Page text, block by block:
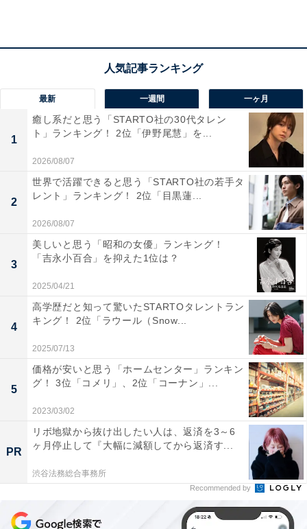
「存在感のある役者さんなのでもう少し身長がある
ように感じられた」(30代女性／大阪府)
1位：オダギリジョー／47票
最新 一週間 一ヶ月
1
癒し系だと思う「STARTO社の30代タレン
ト」ランキング！ 2位「伊野尾慧」を...
2026/08/07
2
世界で活躍できると思う「STARTO社の若手タ
レント」ランキング！ 2位「目黒蓮...
2026/08/07
3
美しいと思う「昭和の女優」ランキング！
「吉永小百合」を抑えた1位は？
2025/04/21
4
高学歴だと知って驚いたSTARTOタレントラン
キング！ 2位「ラウール（Snow...
2025/07/13
5
価格が安いと思う「ホームセンター」ランキン
グ！ 3位「コメリ」、2位「コーナン」...
2023/03/02
PR
リボ地獄から抜け出したい人は、返済を3～6
ヶ月停止して『大幅に減額してから返済す...
渋谷法務総合事務所
Recommended by